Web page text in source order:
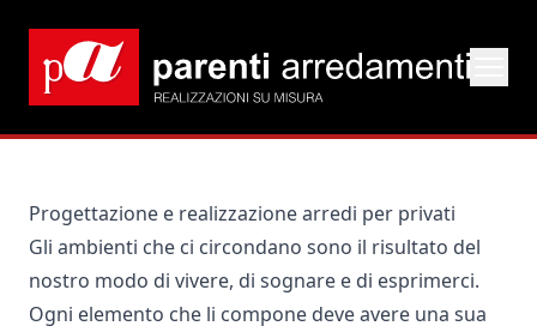
Progettazione e realizzazione arredi per privati
Gli ambienti che ci circondano sono il risultato del
nostro modo di vivere, di sognare e di esprimerci.
Ogni elemento che li compone deve avere una sua